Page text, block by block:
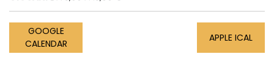
GOOGLE
CALENDAR
APPLE ICAL